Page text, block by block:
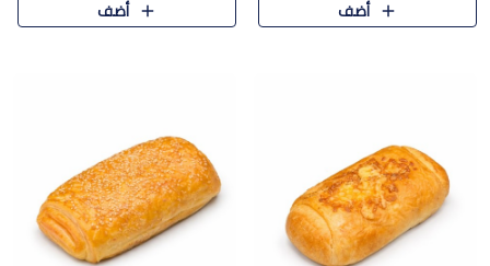
أضف
أضف